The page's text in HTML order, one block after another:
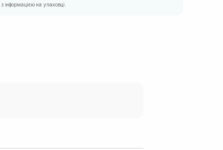
інформацією на упаковці.